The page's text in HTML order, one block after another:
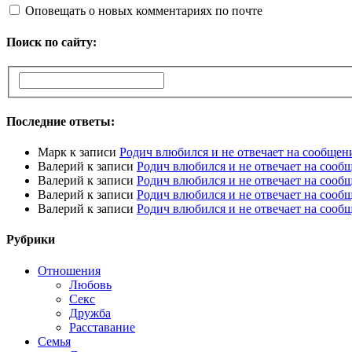
Оповещать о новых комментариях по почте
Поиск по сайту:
Последние ответы:
Марк к записи Родич влюбился и не отвечает на
Валерий к записи Родич влюбился и не отвечает на
Валерий к записи Родич влюбился и не отвечает на
Валерий к записи Родич влюбился и не отвечает на
Валерий к записи Родич влюбился и не отвечает на
Рубрики
Отношения
Любовь
Секс
Дружба
Расставание
Семья